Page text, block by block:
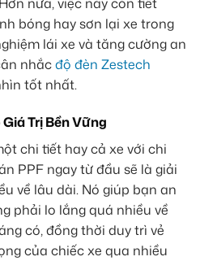
nữa, việc này còn tiết
bóng hay sơn lại xe trong
lái xe và tăng cường an
nhắcđộ đèn Zestech
tốt nhất.
Trị Bền Vững
chi tiết hay cả xe với chi
PPF ngay từ đầu sẽ là giải
về lâu dài. Nó giúp bạn an
phải lo lắng quá nhiều về
có, đồng thời duy trì vẻ
của chiếc xe qua nhiều